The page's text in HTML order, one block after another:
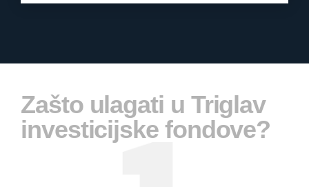
Zašto ulagati u Triglav
investicijske fondove?